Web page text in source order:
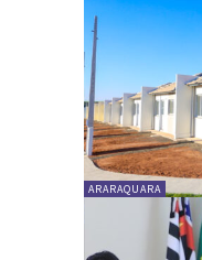
ARARAQUARA